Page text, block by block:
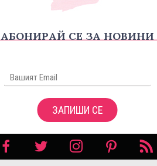
АБОНИРАЙ СЕ ЗА НОВИНИ
ЗАПИШИ СЕ